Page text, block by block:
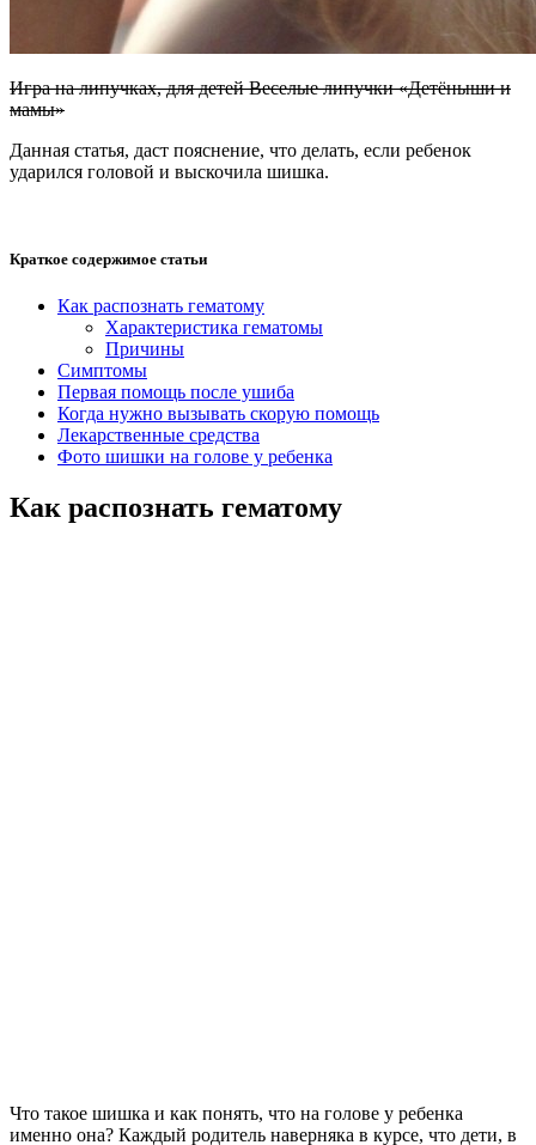
Игра на липучках, для детей Веселые липучки «Детёныши и
мамы»
Данная статья, даст пояснение, что делать, если ребенок
ударился головой и выскочила шишка.
Краткое содержимое статьи
Как распознать гематому
Характеристика гематомы
Причины
Симптомы
Первая помощь после ушиба
Когда нужно вызывать скорую помощь
Лекарственные средства
Фото шишки на голове у ребенка
Как распознать гематому
Что такое шишка и как понять, что на голове у ребенка
именно она? Каждый родитель наверняка в курсе, что дети, в